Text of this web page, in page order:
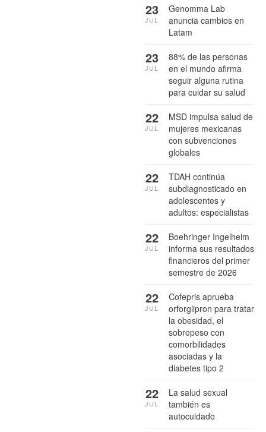
Genomma Lab
anuncia cambios en
Latam
23
JUL
88% de las personas
en el mundo afirma
seguir alguna rutina
para cuidar su salud
23
JUL
MSD impulsa salud de
mujeres mexicanas
con subvenciones
globales
22
JUL
TDAH continúa
subdiagnosticado en
adolescentes y
adultos: especialistas
22
JUL
Boehringer Ingelheim
informa sus resultados
financieros del primer
semestre de 2026
22
JUL
Cofepris aprueba
orforglipron para tratar
la obesidad, el
sobrepeso con
comorbilidades
asociadas y la
diabetes tipo 2
22
JUL
La salud sexual
también es
autocuidado
22
JUL